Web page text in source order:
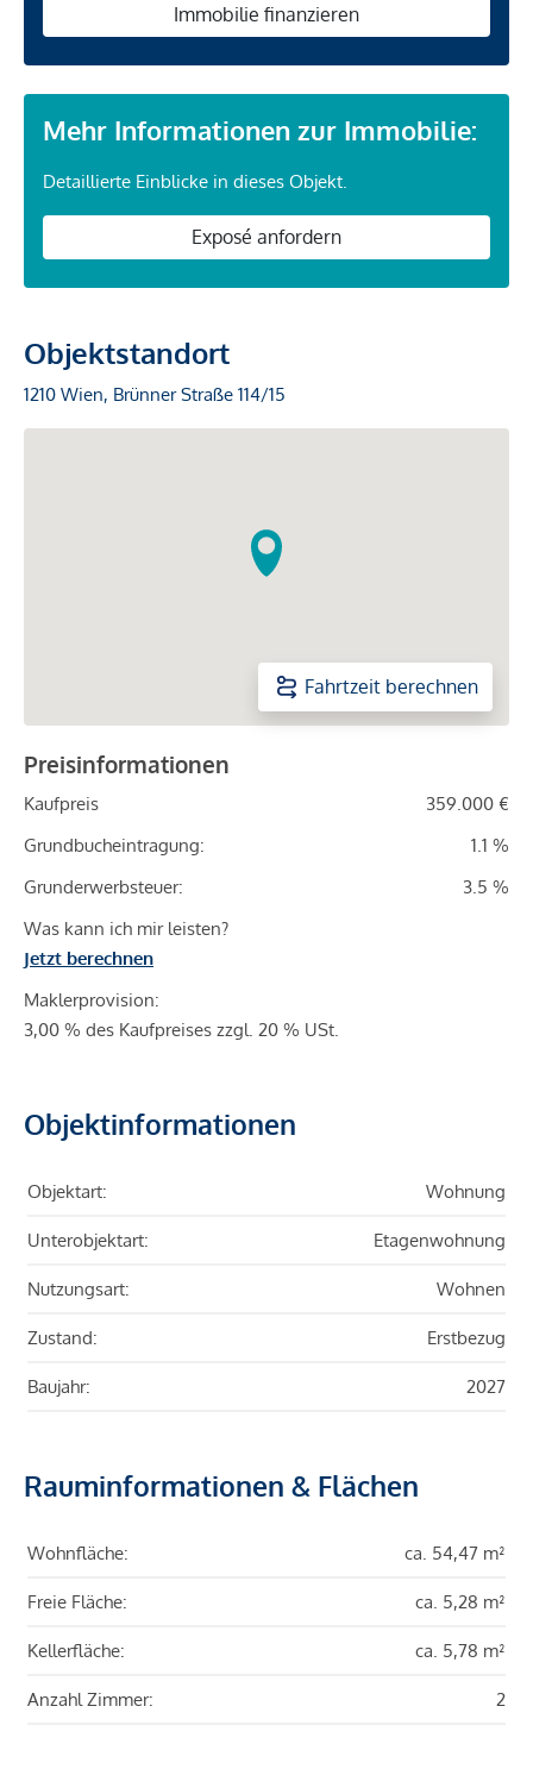
Immobilie finanzieren
Mehr Informationen zur Immobilie:
Detaillierte Einblicke in dieses Objekt.
Exposé anfordern
Objektstandort
1210 Wien, Brünner Straße 114/15
Fahrtzeit berechnen
Preisinformationen
Kaufpreis
359.000 €
Grundbucheintragung:
1.1 %
Grunderwerbsteuer:
3.5 %
Was kann ich mir leisten?
Jetzt berechnen
Maklerprovision:
3,00 % des Kaufpreises zzgl. 20 % USt.
Objektinformationen
Objektart: Wohnung
Unterobjektart: Etagenwohnung
Nutzungsart: Wohnen
Zustand: Erstbezug
Baujahr: 2027
Rauminformationen & Flächen
Wohnfläche: ca. 54,47 m²
Freie Fläche: ca. 5,28 m²
Kellerfläche: ca. 5,78 m²
Anzahl Zimmer: 2